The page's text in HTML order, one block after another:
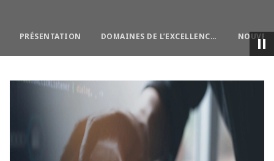
PRÉSENTATION DOMAINES DE L’EXCELLENCE OPÉRATIONNELLE